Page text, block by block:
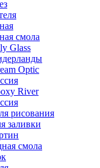
смола
Glass
Optic
River
рисования
заливки
смола